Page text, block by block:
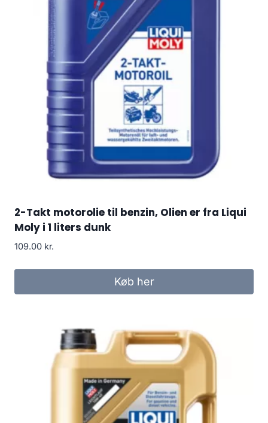
2-Takt motorolie til benzin, Olien er fra Liqui
Moly i 1 liters dunk
109.00 kr.
Køb her